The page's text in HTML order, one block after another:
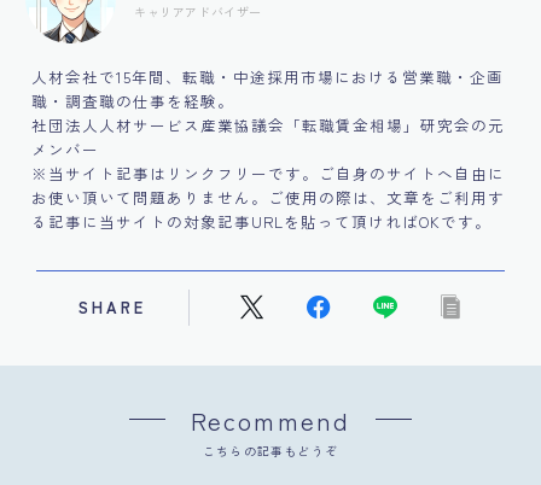
キャリアアドバイザー
人材会社で15年間、転職・中途採用市場における営業職・企画
職・調査職の仕事を経験。
社団法人人材サービス産業協議会「転職賃金相場」研究会の元
メンバー
※当サイト記事はリンクフリーです。ご自身のサイトへ自由に
お使い頂いて問題ありません。ご使用の際は、文章をご利用す
る記事に当サイトの対象記事URLを貼って頂ければOKです。
SHARE
Recommend
こちらの記事もどうぞ